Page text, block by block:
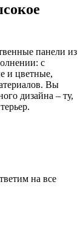
панели из
с
и цветные,
Вы
дизайна – ту,
на все